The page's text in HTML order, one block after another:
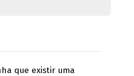
que existir uma